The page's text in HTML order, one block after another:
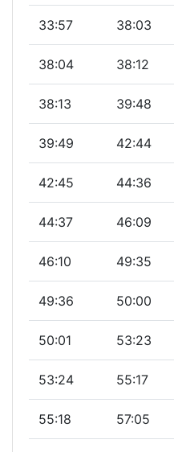
33:57 38:03
38:04 38:12
38:13 39:48
39:49 42:44
42:45 44:36
44:37 46:09
46:10 49:35
49:36 50:00
50:01 53:23
53:24 55:17
55:18 57:05